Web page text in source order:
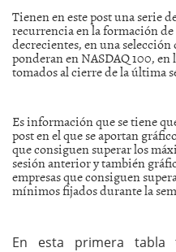
Tienen en este post una serie
recurrencia en la formación
decrecientes, en una selección
ponderan en NASDAQ 100,
tomados al cierre de la última
Es información que se tiene
post en el que se aportan
que consiguen superar los
sesión anterior y también
empresas que consiguen
mínimos fijados durante la
En esta primera tabla